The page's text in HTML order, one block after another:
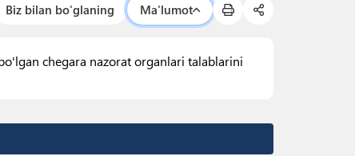
Biz bilan bo'glaning Ma'lumot
chegara nazorat organlari talablarini